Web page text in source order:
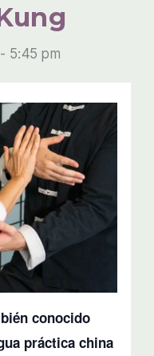
- 5:45 pm
conocido
práctica china